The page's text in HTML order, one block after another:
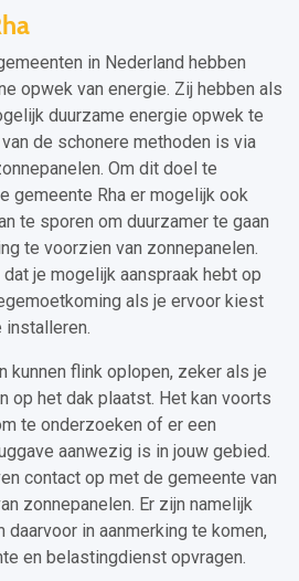
in Nederland hebben
opwek van energie. Zij hebben als
duurzame energie opwek te
de schonere methoden is via
Om dit doel te
gemeente Rha er mogelijk ook
te sporen om duurzamer te gaan
te voorzien van zonnepanelen.
je mogelijk aanspraak hebt op
als je ervoor kiest
installeren.
kunnen flink oplopen, zeker als je
op het dak plaatst. Het kan voorts
te onderzoeken of er een
aanwezig is in jouw gebied.
contact op met de gemeente van
zonnepanelen. Er zijn namelijk
in aanmerking te komen,
en belastingdienst opvragen.